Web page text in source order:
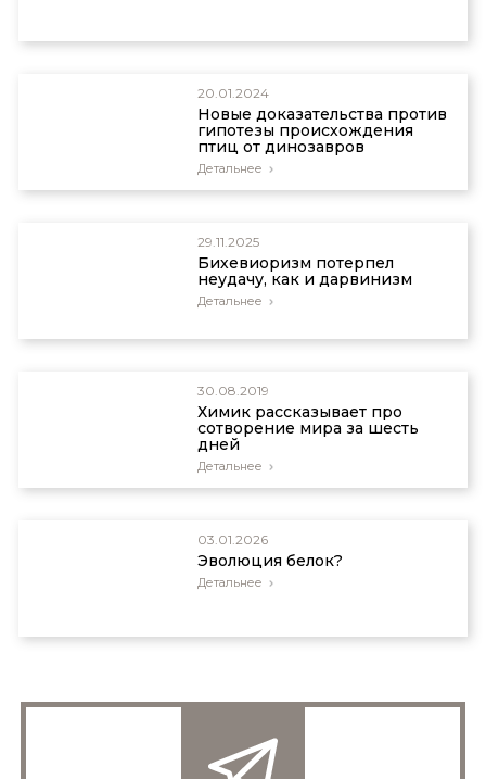
20.01.2024
Новые доказательства против
гипотезы происхождения
птиц от динозавров
Детальнее
29.11.2025
Бихевиоризм потерпел
неудачу, как и дарвинизм
Детальнее
30.08.2019
Химик рассказывает про
сотворение мира за шесть
дней
Детальнее
03.01.2026
Эволюция белок?
Детальнее